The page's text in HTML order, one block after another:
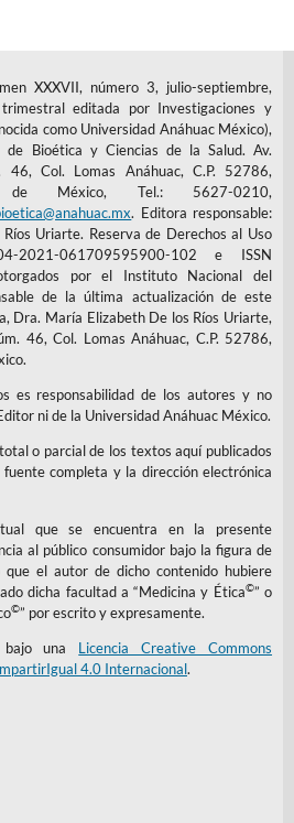
XXXVII, número 3, julio-septiembre,
editada por Investigaciones y
como Universidad Anáhuac México),
Bioética y Ciencias de la Salud. Av.
46, Col. Lomas Anáhuac, C.P. 52786,
de México, Tel.: 5627-0210,
. Editora responsable:
Uriarte. Reserva de Derechos al Uso
2021-061709595900-102 e ISSN
por el Instituto Nacional del
de la última actualización de este
Dra. María Elizabeth De los Ríos Uriarte,
46, Col. Lomas Anáhuac, C.P. 52786,
es responsabilidad de los autores y no
ni de la Universidad Anáhuac México.
o parcial de los textos aquí publicados
completa y la dirección electrónica
que se encuentra en la presente
al público consumidor bajo la figura de
que el autor de dicho contenido hubiere
dicha facultad a “Medicina y Ética©” o
©” por escrito y expresamente.
una Licencia Creative Commons
4.0 Internacional.